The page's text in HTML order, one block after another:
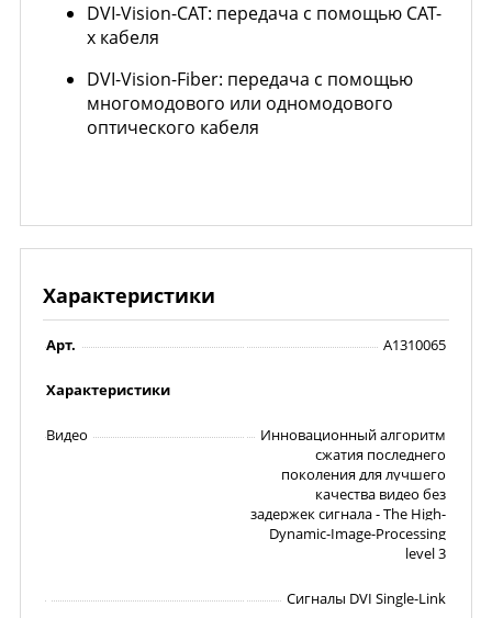
DVI-Vision-CAT: передача с помощью CAT-
х кабеля
DVI-Vision-Fiber: передача с помощью
многомодового или одномодового
оптического кабеля
Характеристики
Арт. A1310065
Характеристики
Видео
Инновационный алгоритм
сжатия последнего
поколения для лучшего
качества видео без
задержек сигнала - The High-
Dynamic-Image-Processing
level 3
Сигналы DVI Single-Link